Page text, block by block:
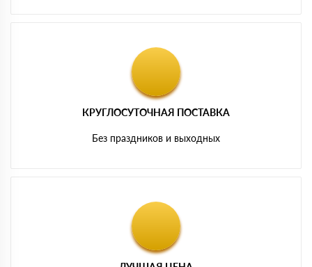
КРУГЛОСУТОЧНАЯ ПОСТАВКА
Без праздников и выходных